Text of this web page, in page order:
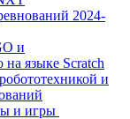
2024-
и
языке Scratch
и
и игры